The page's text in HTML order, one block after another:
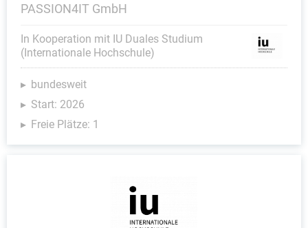
PASSION4IT GmbH
In Kooperation mit IU Duales Studium
(Internationale Hochschule)
bundesweit
Start: 2026
Freie Plätze: 1